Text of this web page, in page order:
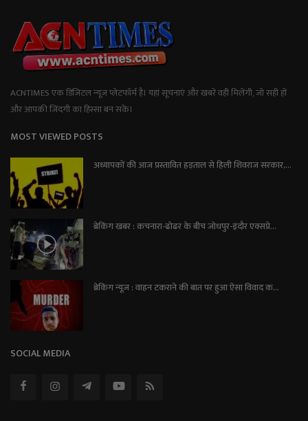
ACNTIMES एक डिजिटल न्यूज प्लेटफॉर्म है। यहां सूचनाएं और खबरें वही मिलेंगी, जो सही हों
और आपकी जिंदगी का हिस्सा बन सकें।
MOST VIEWED POSTS
अध्यापकों की आज प्रस्तावित हड़ताल से हिली शिवराज सरकार,...
ब्रेकिंग खबर : कचनारा-ढोढर के बीच जोधपुर-इंदौर एक्सप्रे...
ब्रेकिंग न्यूज़ : वाहन टकराने की बात पर हुआ ऐसा विवाद क...
SOCIAL MEDIA